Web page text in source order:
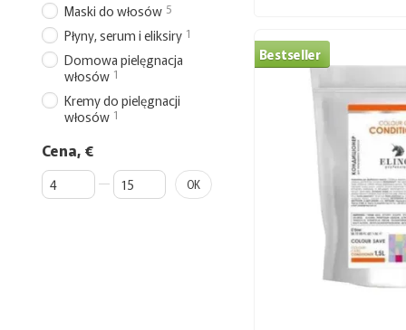
Bestseller
Maski do włosów 5
Płyny, serum i eliksiry 1
Domowa pielęgnacja
włosów 1
Kremy do pielęgnacji
włosów 1
Cena, €
Od Cena, €
Do Cena, € OK